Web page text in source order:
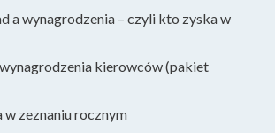
a wynagrodzenia – czyli kto zyska w
wynagrodzenia kierowców (pakiet
zeznaniu rocznym